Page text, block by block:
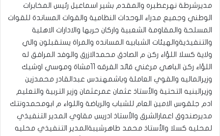
مديرشرطة نهرعطبره والمقدم بشير اسماعيل رئيس المخابرات
الوطني وجميع مدراء الوحدات النظامية والقوات المساندة للقوات
المسلحة والمقاومة الشعبية واركان حربها والادارات الاهلية
والتنفيذيةوالهيئات الشبابيه المسانده والمراة يستقبلون والي
ولاية كسلا اللؤاء ركن م الصادق محمدالازرق والوفد المرافق له
اللؤاء ركن الباهي مرغني قائد الفرقه 11مشاة وموسي اوشيك
وزيرالماليه والقوي العاملة وباشمهندس عبدالقادر محمدزين
وزيرالبنيه التحتية والأستاذ عثمان عمرعثمان وزير التربية والتعليم
ادم جلقوس الامين العام للشباب والرياضة واللواء م ابومحمدونتك
مديرصندوق اعمارالشرق والأستاذ ادريس مقاوي المدير التنفيذي
لمحليه كسلا والأستاذ محمد طاهرشيبةالمدير التنفيذي محليه